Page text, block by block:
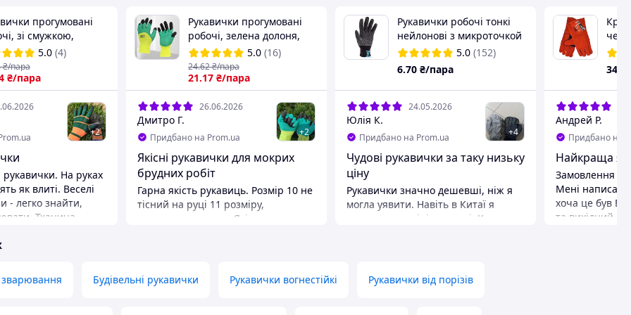
прогумовані
зі смужкою,
/ поліуретанове
5.0 (4)
₴/пара
₴/пара
+2
рукавички. На руках
як влиті. Веселі
- легко знайти,
Тканина
В цих
міцність
Рукавички прогумовані
робочі, зелена долоня,
300# / поліуретанове
покриття
5.0 (16)
21.17 ₴/пара
24.62₴/пара
26.06.2026
Дмитро Г.
Придбано на Prom.ua +2
Якісні рукавички для мокрих
брудних робіт
Гарна якість рукавиць. Розмір 10 не
тісний на руці 11 розміру,
працювати можна. Якісно
Переваги
Рукавички робочі тонкі
нейлонові з микроточкой
пвх покриттям
5.0 (152)
6.70 ₴/пара
24.05.2026
Юлія К.
Придбано на Prom.ua +4
Чудові рукавички за таку низьку
ціну
Рукавички значно дешевші, ніж я
могла уявити. Навіть в Китаї я
знаходила вдвічі дорожчі. Купила
рукавички.
349
Андрей Р.
Придбано на
Найкраща
Замовлення
Мені
хоча це був
та вихідний
зварювання Будівельні рукавички Рукавички вогнестійкі Рукавички від порізів